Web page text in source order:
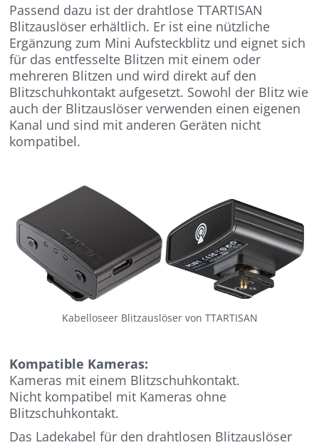
Passend dazu ist der drahtlose TTARTISAN
Blitzauslöser erhältlich. Er ist eine nützliche
Ergänzung zum Mini Aufsteckblitz und eignet sich
für das entfesselte Blitzen mit einem oder
mehreren Blitzen und wird direkt auf den
Blitzschuhkontakt aufgesetzt. Sowohl der Blitz wie
auch der Blitzauslöser verwenden einen eigenen
Kanal und sind mit anderen Geräten nicht
kompatibel.
Kabelloseer Blitzauslöser von TTARTISAN
Kompatible Kameras:
Kameras mit einem Blitzschuhkontakt.
Nicht kompatibel mit Kameras ohne
Blitzschuhkontakt.
Das Ladekabel für den drahtlosen Blitzauslöser